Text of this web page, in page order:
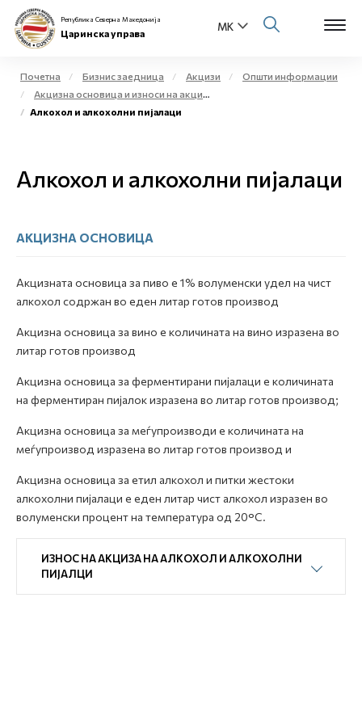
За нас
Open
Е-Царина
Медиа центар
Е-Весник
Република Северна Македонија
Царинска управа
Почетна Бизнис заедница Акцизи
Општи информации
Акцизна основица и износи на акциза
Алкохол и алкохолни пијалаци
Алкохол и алкохолни пијалаци
АКЦИЗНА ОСНОВИЦА
Акцизната основица за пиво е 1% волуменски удел на чист
алкохол содржан во еден литар готов производ
Акцизна основица за вино е количината на вино изразена во
литар готов производ
Акцизна основица за ферментирани пијалаци е количината
на ферментиран пијалок изразена во литар готов производ;
Акцизна основица за меѓупроизводи е количината на
меѓупроизвод изразена во литар готов производ и
Акцизна основица за етил алкохол и питки жестоки
алкохолни пијалаци е еден литар чист алкохол изразен во
волуменски процент на температура од 20°C.
ИЗНОС НА АКЦИЗА НА АЛКОХОЛ И АЛКОХОЛНИ
ПИЈАЛЦИ